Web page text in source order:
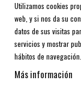
Utilizamos cookies
web, y si nos da su
datos de sus visitas
servicios y mostrar
hábitos de navegación.
Más información